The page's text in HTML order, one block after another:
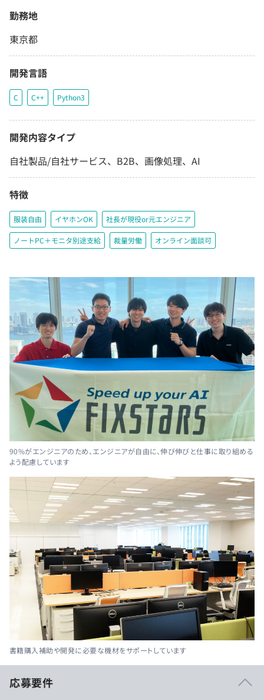
勤務地
東京都
開発言語
C C++ Python3
開発内容タイプ
自社製品/自社サービス、B2B、画像処理、AI
特徴
服装自由 イヤホンOK 社長が現役or元エンジニア
ノートPC＋モニタ別途支給 裁量労働 オンライン面談可
90%がエンジニアのため、エンジニアが自由に、伸び伸びと仕事に取り組める
よう配慮しています
書籍購入補助や開発に必要な機材をサポートしています
応募要件